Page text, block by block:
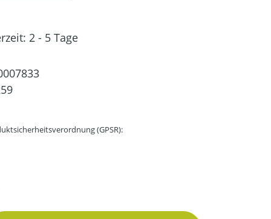
2 - 5 Tage
(GPSR):